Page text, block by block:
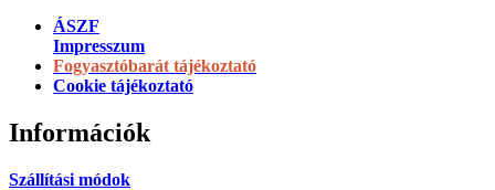
ÁSZF
Impresszum
Fogyasztóbarát tájékoztató
Cookie tájékoztató
Információk
Szállítási módok